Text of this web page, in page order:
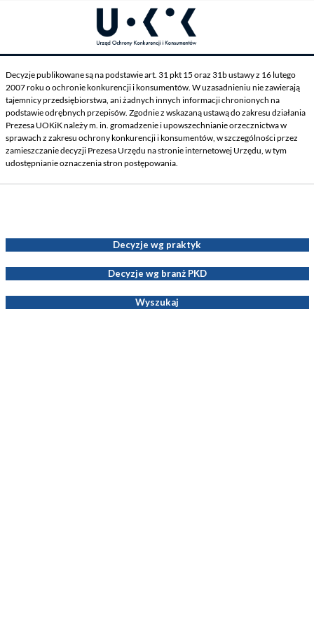
Decyzje publikowane są na podstawie art. 31 pkt 15 oraz 31b ustawy z 16 lutego
2007 roku o ochronie konkurencji i konsumentów. W uzasadnieniu nie zawierają
tajemnicy przedsiębiorstwa, ani żadnych innych informacji chronionych na
podstawie odrębnych przepisów. Zgodnie z wskazaną ustawą do zakresu działania
Prezesa UOKiK należy m. in. gromadzenie i upowszechnianie orzecznictwa w
sprawach z zakresu ochrony konkurencji i konsumentów, w szczególności przez
zamieszczanie decyzji Prezesa Urzędu na stronie internetowej Urzędu, w tym
udostępnianie oznaczenia stron postępowania.
Decyzje wg praktyk
Decyzje wg branż PKD
Wyszukaj